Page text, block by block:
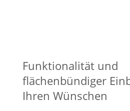
Funktionalität und
flächenbündiger
Ihren Wünschen